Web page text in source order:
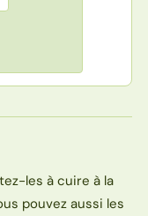
les à cuire à la
pouvez aussi les